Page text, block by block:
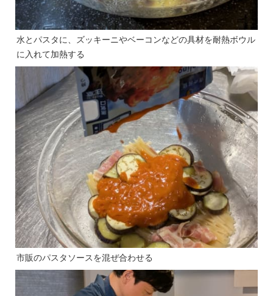
水とパスタに、ズッキーニやベーコンなどの具材を耐熱ボウル
に入れて加熱する
市販のパスタソースを混ぜ合わせる